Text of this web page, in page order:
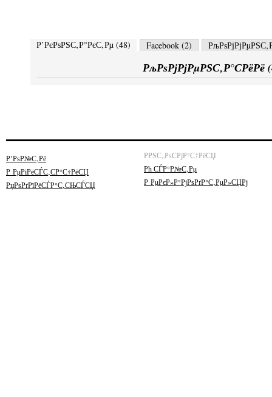
Р’РєРѕРЅС‚Р°РєС‚Рµ (48) Facebook (2)
РљРѕРјРјРµРЅС‚Р°СРёРё (
Р’РѕР№С‚Рё
Р РµРіРёСЃС‚СР°С†РёСЏ
РџРѕРґРїРёСЃР°С‚СЊСЃСЏ
РРЅС„РѕСРјР°С†РёСЏ
Рћ СЃР°Р№С‚Рµ
Р РµРєР»Р°РјРѕРґР°С‚РµР»СЏРј